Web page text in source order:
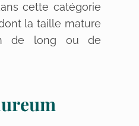
cette catégorie
la taille mature
de long ou de